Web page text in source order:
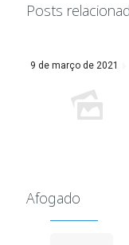
Posts
9 de março de 2021
Afogado